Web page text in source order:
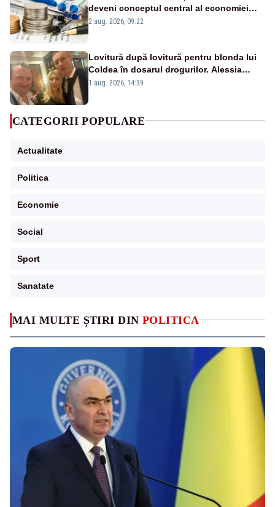
MAI MULTE ȘTIRI DIN POLITICA
deveni conceptul central al economiei
viitoare?
2 aug. 2026, 09:22
Lovitură după lovitură pentru blonda lui
Coldea în dosarul drogurilor. Alessia
Păcuraru explică decizia magistraților
1 aug. 2026, 14:39
CATEGORII POPULARE
Actualitate
Politica
Economie
Social
Sport
Sanatate